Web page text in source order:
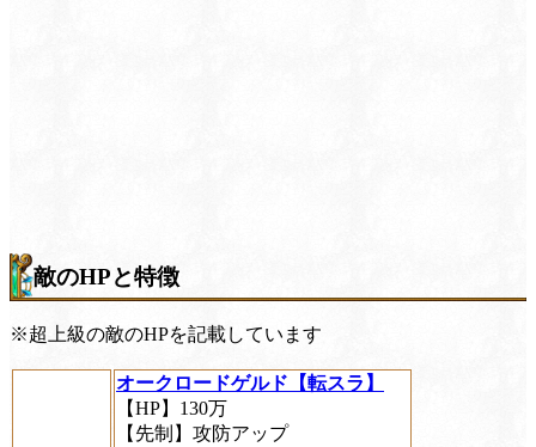
敵のHPと特徴
※超上級の敵のHPを記載しています
オークロードゲルド【転スラ】
【HP】130万
【先制】攻防アップ